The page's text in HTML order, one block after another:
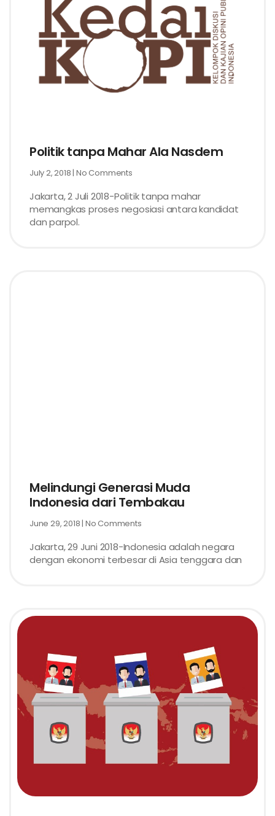
Politik tanpa Mahar Ala Nasdem
July 2, 2018 No Comments
Jakarta, 2 Juli 2018-Politik tanpa mahar
memangkas proses negosiasi antara kandidat
dan parpol.
Melindungi Generasi Muda
Indonesia dari Tembakau
June 29, 2018 No Comments
Jakarta, 29 Juni 2018-Indonesia adalah negara
dengan ekonomi terbesar di Asia tenggara dan